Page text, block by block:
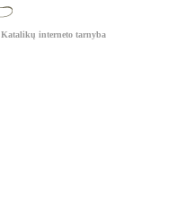
Katalikų interneto tarnyba